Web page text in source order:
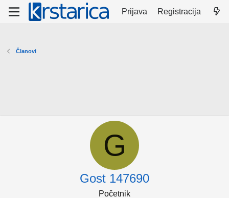
Prijava Registracija
Članovi
G
Gost 147690
Početnik